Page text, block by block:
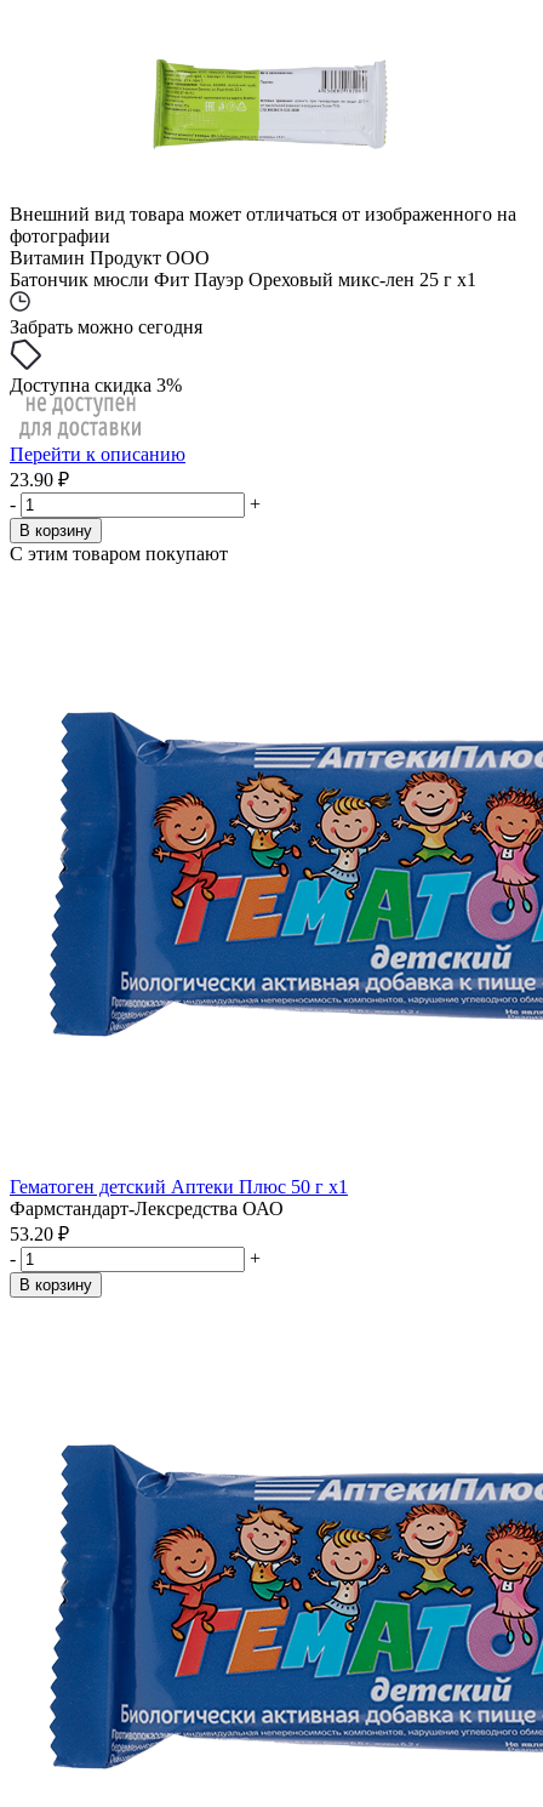
Внешний вид товара может отличаться от изображенного на
фотографии
Витамин Продукт ООО
Батончик мюсли Фит Пауэр Ореховый микс-лен 25 г x1
Забрать можно сегодня
Доступна скидка 3%
Перейти к описанию
23.90 ₽
-
+
В корзину
С этим товаром покупают
Гематоген детский Аптеки Плюс 50 г x1
Фармстандарт-Лексредства ОАО
53.20 ₽
-
+
В корзину